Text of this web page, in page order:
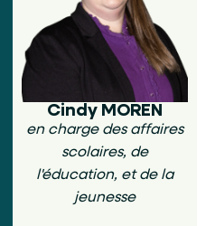
Cindy MOREN
en charge des affaires
scolaires, de
l'éducation, et de la
jeunesse